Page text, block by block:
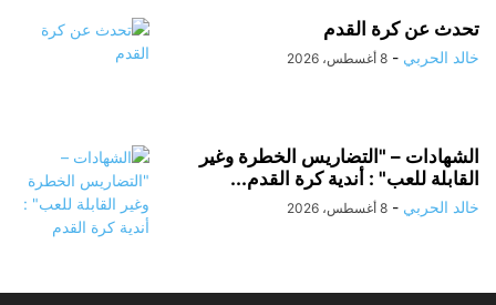
تحدث عن كرة القدم
خالد الحربي - 8 أغسطس، 2026
الشهادات – "التضاريس الخطرة وغير
القابلة للعب" : أندية كرة القدم...
خالد الحربي - 8 أغسطس، 2026